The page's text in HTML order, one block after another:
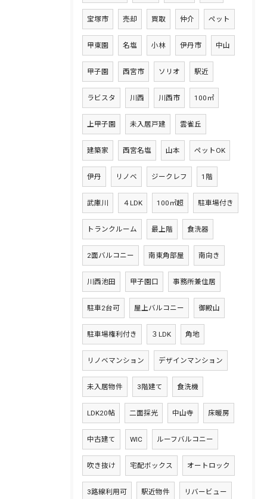
宝塚市 売却 買取 仲介 ペット
甲東園 名塩 小林 伊丹市 中山
甲子園 西宮市 ソリオ 駅近
ラビスタ 川西 川西市 100㎡
上甲子園 未入居戸建 雲雀丘
建築家 西宮名塩 山本 ペットOK
伊丹 リノベ ジークレフ 1階
武庫川 ４LDK 100㎡超 駐車場付き
トランクルーム 最上階 食洗器
2面バルコニー 南東角部屋 南向き
川西池田 甲子園口 事務所兼住居
駐車2台可 屋上バルコニー 御殿山
駐車場権利付き ３LDK 角地
リノベマンション デザインマンション
未入居物件 3階建て 食洗機
LDK20帖 二面採光 中山寺 床暖房
中古建て WIC ルーフバルコニー
吹き抜け 宅配ボックス オートロック
3路線利用可 駅近物件 リバービュー